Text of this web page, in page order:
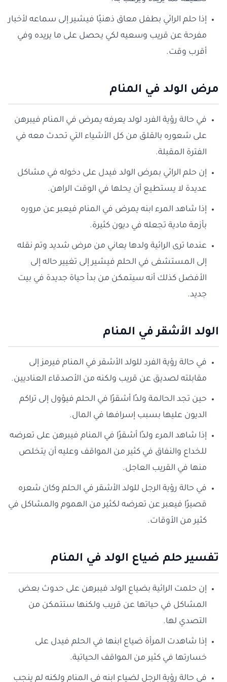
إذا حلم الرائي بطفل معاق ذهنيًا فيشير إلى سماعه لأخبار
مفرحة عن قريب وسعيه لكي يحصل على ما يريده وفي
أقرب وقت.
مرض الولد في المنام
في حالة رؤية الفرد لولد يعرفه يمرض في المنام فيبرهن
على شعوره بالقلق من كل الأشياء التي تحدث معه في
الفترة المقبلة.
إن حلم الرائي بمرض الولد فيدل على دخوله في مشاكل
عديدة لا يستطيع أن يحلها في الوقت الراهن.
إذا شاهد المرء ابنه يمرض في المنام فيعبر عن مروره
بأزمة مادية تجعله في ديون كثيرة.
عندما ترى الرائية ولدها يعاني من مرض شديد وتم نقله
إلى المستشفى في الحلم فيشير إلى تغيير حاله إلى
الأفضل كذلك أنه سيتمكن من بدأ حياة جديدة في بيت
جديد.
الولد الأشقر في المنام
في حالة رؤية الفرد للولد الأشقر في المنام فيرمز إلى
مقابلته لصديق عن قريب ولكنه من الأصدقاء العناديين.
حين تجد الحالمة ولدًا أشقرًا في الحلم فيؤول إلى تراكم
الديون عليها بسبب إسرافها في المال.
إذا شاهد المرء ولدًا أشقرًا في المنام فيبرهن على تعرضه
للخداع والنفاق في كثير من المواقف وعليه أن يتخلص
منها في القريب العاجل.
في حالة رؤية الرجل للولد الأشقر في الحلم وكان شعره
قصيرًا فيعبر عن تعرضه لكثير من الهموم والمشاكل في
كثير من الأوقات.
تفسير حلم ضياع الولد في المنام
إن حلمت الرائية بضياع الولد فيبرهن على حدوث بعض
المشاكل في حياتها عن قريب ولكنها ستتمكن من
التصدي لها.
إذا شاهدت المرأة ضياع ابنها في الحلم فيدل على
خسارتها في كثير من المواقف الحياتية.
في حالة رؤية الرجل لضياع ابنه في المنام ولكنه لم ينجب